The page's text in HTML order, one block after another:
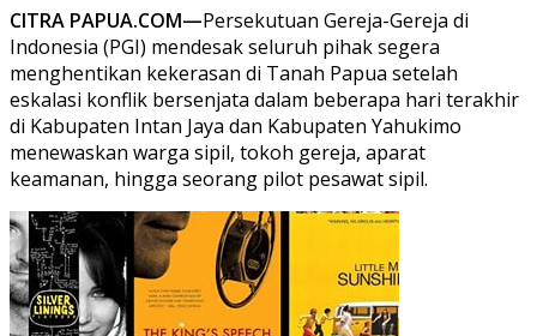
CITRA PAPUA.COM—Persekutuan Gereja-Gereja di
Indonesia (PGI) mendesak seluruh pihak segera
menghentikan kekerasan di Tanah Papua setelah
eskalasi konflik bersenjata dalam beberapa hari terakhir
di Kabupaten Intan Jaya dan Kabupaten Yahukimo
menewaskan warga sipil, tokoh gereja, aparat
keamanan, hingga seorang pilot pesawat sipil.